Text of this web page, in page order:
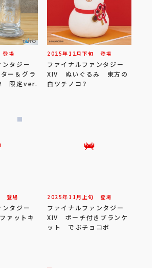
登場
タジー
ー＆グラ
限定ver.
2025年 12 月 下旬 登場
ファイナルファンタジー
XIV ぬいぐるみ 東方の
白ツチノコ？
登場
タジー
ットキ
2025年 11 月 上旬 登場
ファイナルファンタジー
XIV ポーチ付きブランケ
ット でぶチョコボ